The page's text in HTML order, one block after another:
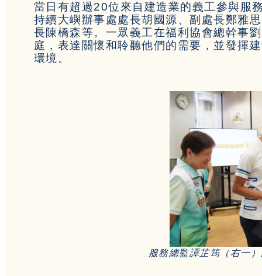
當日有超過20位來自建造業的義工參與服
持續大嶼辦事處處長胡國源、副處長鄭雅
長陳橋森等。一眾義工在福利協會總幹事
庭，表達關懷和聆聽他們的需要，並發揮
環境。
服務總監譚芷筠（右一